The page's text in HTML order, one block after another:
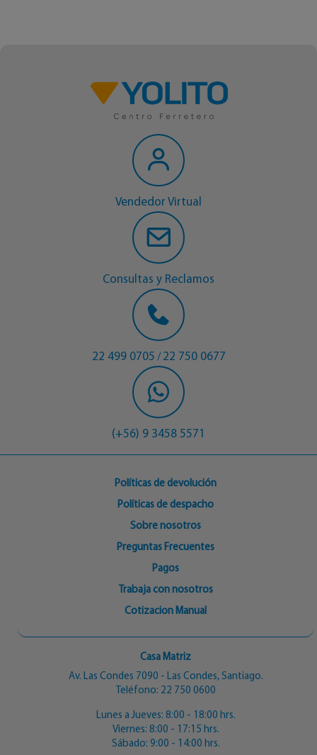
Vendedor Virtual
Consultas y Reclamos
22 499 0705 / 22 750 0677
(+56) 9 3458 5571
Políticas de devolución
Políticas de despacho
Sobre nosotros
Preguntas Frecuentes
Pagos
Trabaja con nosotros
Cotizacion Manual
Casa Matriz
Av. Las Condes 7090 - Las Condes, Santiago.
Teléfono: 22 750 0600
Lunes a Jueves: 8:00 - 18:00 hrs.
Viernes: 8:00 - 17:15 hrs.
Sábado: 9:00 - 14:00 hrs.